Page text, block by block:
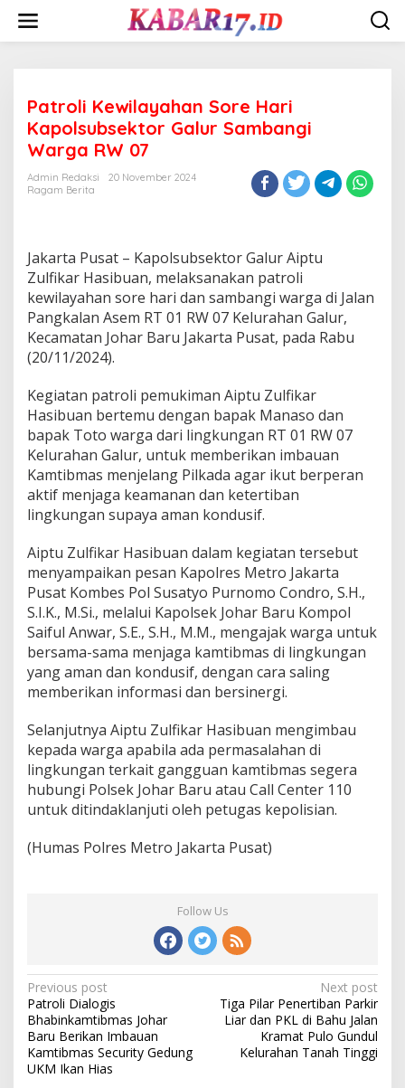
content
Patroli Kewilayahan Sore Hari
Kapolsubsektor Galur Sambangi
Warga RW 07
Admin Redaksi
20 November 2024
Ragam Berita
Jakarta Pusat – Kapolsubsektor Galur Aiptu
Zulfikar Hasibuan, melaksanakan patroli
kewilayahan sore hari dan sambangi warga di Jalan
Pangkalan Asem RT 01 RW 07 Kelurahan Galur,
Kecamatan Johar Baru Jakarta Pusat, pada Rabu
(20/11/2024).
Kegiatan patroli pemukiman Aiptu Zulfikar
Hasibuan bertemu dengan bapak Manaso dan
bapak Toto warga dari lingkungan RT 01 RW 07
Kelurahan Galur, untuk memberikan imbauan
Kamtibmas menjelang Pilkada agar ikut berperan
aktif menjaga keamanan dan ketertiban
lingkungan supaya aman kondusif.
Aiptu Zulfikar Hasibuan dalam kegiatan tersebut
menyampaikan pesan Kapolres Metro Jakarta
Pusat Kombes Pol Susatyo Purnomo Condro, S.H.,
S.I.K., M.Si., melalui Kapolsek Johar Baru Kompol
Saiful Anwar, S.E., S.H., M.M., mengajak warga untuk
bersama-sama menjaga kamtibmas di lingkungan
yang aman dan kondusif, dengan cara saling
memberikan informasi dan bersinergi.
Selanjutnya Aiptu Zulfikar Hasibuan mengimbau
kepada warga apabila ada permasalahan di
lingkungan terkait gangguan kamtibmas segera
hubungi Polsek Johar Baru atau Call Center 110
untuk ditindaklanjuti oleh petugas kepolisian.
(Humas Polres Metro Jakarta Pusat)
Follow Us
Post
navigation
Previous post
Patroli Dialogis
Bhabinkamtibmas Johar
Baru Berikan Imbauan
Kamtibmas Security Gedung
UKM Ikan Hias
Next post
Tiga Pilar Penertiban Parkir
Liar dan PKL di Bahu Jalan
Kramat Pulo Gundul
Kelurahan Tanah Tinggi